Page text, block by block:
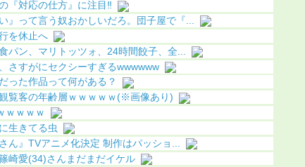
『対応の仕方』に注目‼
』って言う奴おかしいだろ。団子屋で『...
を休止へ
パン、マリトッツォ、24時間餃子、全...
さすがにセクシーすぎるwwwwww
った作品って何がある？
覧客の年齢層ｗｗｗｗｗ(※画像あり)
ｗｗｗｗ
生きてる虫
ん』TVアニメ化決定 制作はパッショ...
崎愛(34)さんまだまだイケル